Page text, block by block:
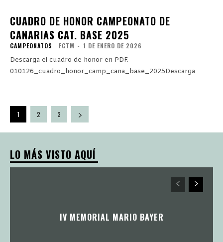
CUADRO DE HONOR CAMPEONATO DE
CANARIAS CAT. BASE 2025
CAMPEONATOS FCTM - 1 DE ENERO DE 2026
Descarga el cuadro de honor en PDF.
010126_cuadro_honor_camp_cana_base_2025Descarga
1 2 3
LO MÁS VISTO AQUÍ
IV MEMORIAL MARIO BAYER